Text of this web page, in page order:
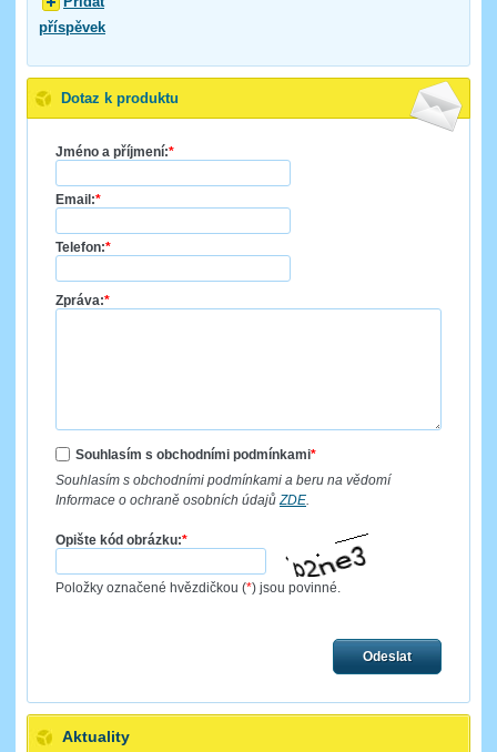
příspěvek
Dotaz k produktu
Jméno a příjmení:*
Email:*
Telefon:*
Zpráva:*
Souhlasím s obchodními podmínkami*
Souhlasím s obchodními podmínkami a beru na vědomí
Informace o ochraně osobních údajůZDE.
Opište kód obrázku:*
Položky označené hvězdičkou (*) jsou povinné.
Odeslat
Aktuality